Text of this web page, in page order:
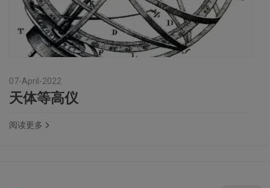
07-April-2022
天体等高仪
阅读更多